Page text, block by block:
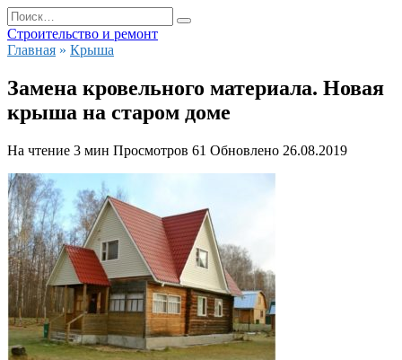
Перейти
к
содержанию
Search
for:
Строительство и ремонт
Главная » Крыша
Замена кровельного материала. Новая
крыша на старом доме
На чтение 3 мин Просмотров 61 Обновлено 26.08.2019